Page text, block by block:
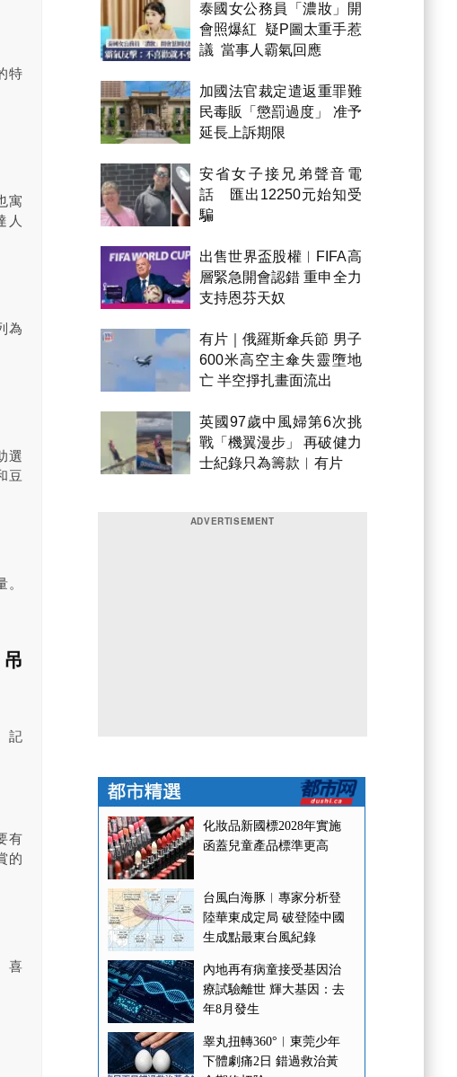
特
寓
人
為
選
豆
記
有
的
喜
泰國女公務員「濃妝」開
會照爆紅 疑P圖太重手惹
議 當事人霸氣回應
加國法官裁定遣返重罪難
民毒販「懲罰過度」 准予
延長上訴期限
安省女子接兄弟聲音電
話 匯出12250元始知受
騙
出售世界盃股權︱FIFA高
層緊急開會認錯 重申全力
支持恩芬天奴
有片｜俄羅斯傘兵節 男子
600米高空主傘失靈墮地
亡 半空掙扎畫面流出
英國97歲中風婦第6次挑
戰「機翼漫步」 再破健力
士紀錄只為籌款︱有片